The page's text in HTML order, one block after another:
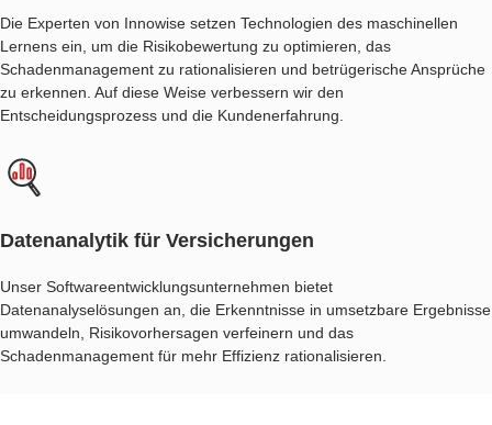
Die Experten von Innowise setzen Technologien des maschinellen
Lernens ein, um die Risikobewertung zu optimieren, das
Schadenmanagement zu rationalisieren und betrügerische Ansprüche
zu erkennen. Auf diese Weise verbessern wir den
Entscheidungsprozess und die Kundenerfahrung.
Datenanalytik für Versicherungen
Unser Softwareentwicklungsunternehmen bietet
Datenanalyselösungen an, die Erkenntnisse in umsetzbare Ergebnisse
umwandeln, Risikovorhersagen verfeinern und das
Schadenmanagement für mehr Effizienz rationalisieren.